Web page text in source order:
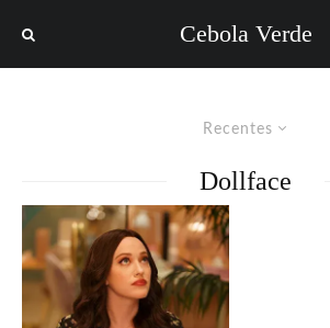
Cebola Verde
Recentes
Dollface